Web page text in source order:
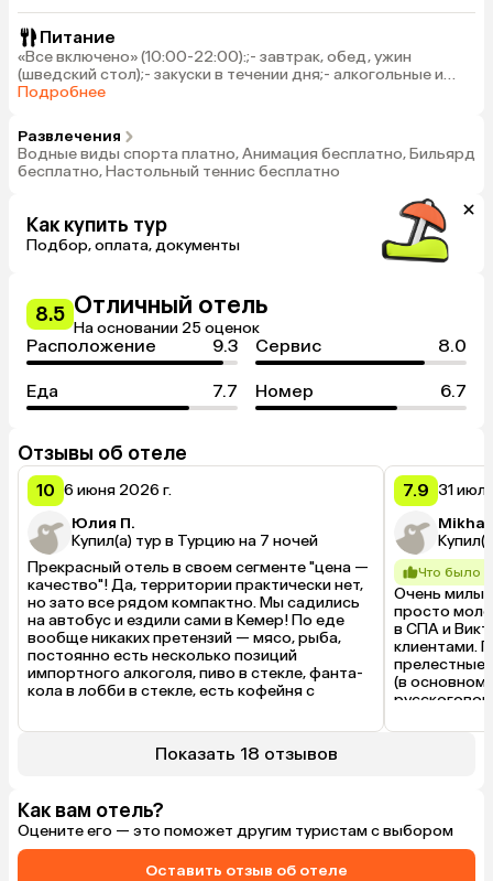
Питание
«Все включено» (10:00-22:00):;- завтрак, обед, ужин
(шведский стол);​- закуски в течении дня;- алкогольные и
безалкогольные напитки местного производства, Платно:
мороженое, кофе по-турецки, все напитки и еда после
22:00, все напитки на дискотеке.
Подробнее
Развлечения
Водные виды спорта платно, Анимация бесплатно, Бильярд
бесплатно, Настольный теннис бесплатно
Как купить тур
Подбор, оплата, документы
8.5 Отличный отель
На основании 25 оценок
Расположение 9.3 Сервис 8.0
Еда 7.7 Номер 6.7
Отзывы об отеле
10 6 июня 2026 г.
Юлия П.
Купил(а) тур в Турцию на 7 ночей
Прекрасный отель в своем сегменте "цена —
качество"! Да, территории практически нет,
но зато все рядом компактно. Мы садились
на автобус и ездили сами в Кемер! По еде
вообще никаких претензий — мясо, рыба,
постоянно есть несколько позиций
импортного алкоголя, пиво в стекле, фанта-
кола в лобби в стекле, есть кофейня с
нет, но проводятся активити у бассейна, по
вечерам живая музыка в баре "Ла Луна", за
7.9 31
Mikhail
Что было
Очень
просто
в СПА и
клиентами.
прелестные
(в
программы,
Показать 18 отзывов
Как вам отель?
Оцените его — это поможет другим туристам с выбором
Оставить отзыв об отеле